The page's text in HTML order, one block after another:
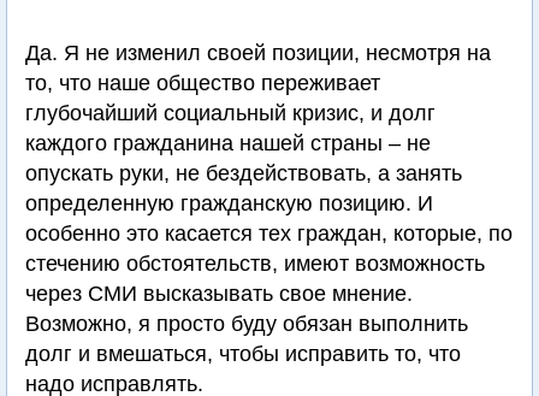
Да. Я не изменил своей позиции, несмотря на
то, что наше общество переживает
глубочайший социальный кризис, и долг
каждого гражданина нашей страны – не
опускать руки, не бездействовать, а занять
определенную гражданскую позицию. И
особенно это касается тех граждан, которые, по
стечению обстоятельств, имеют возможность
через СМИ высказывать свое мнение.
Возможно, я просто буду обязан выполнить
долг и вмешаться, чтобы исправить то, что
надо исправлять.